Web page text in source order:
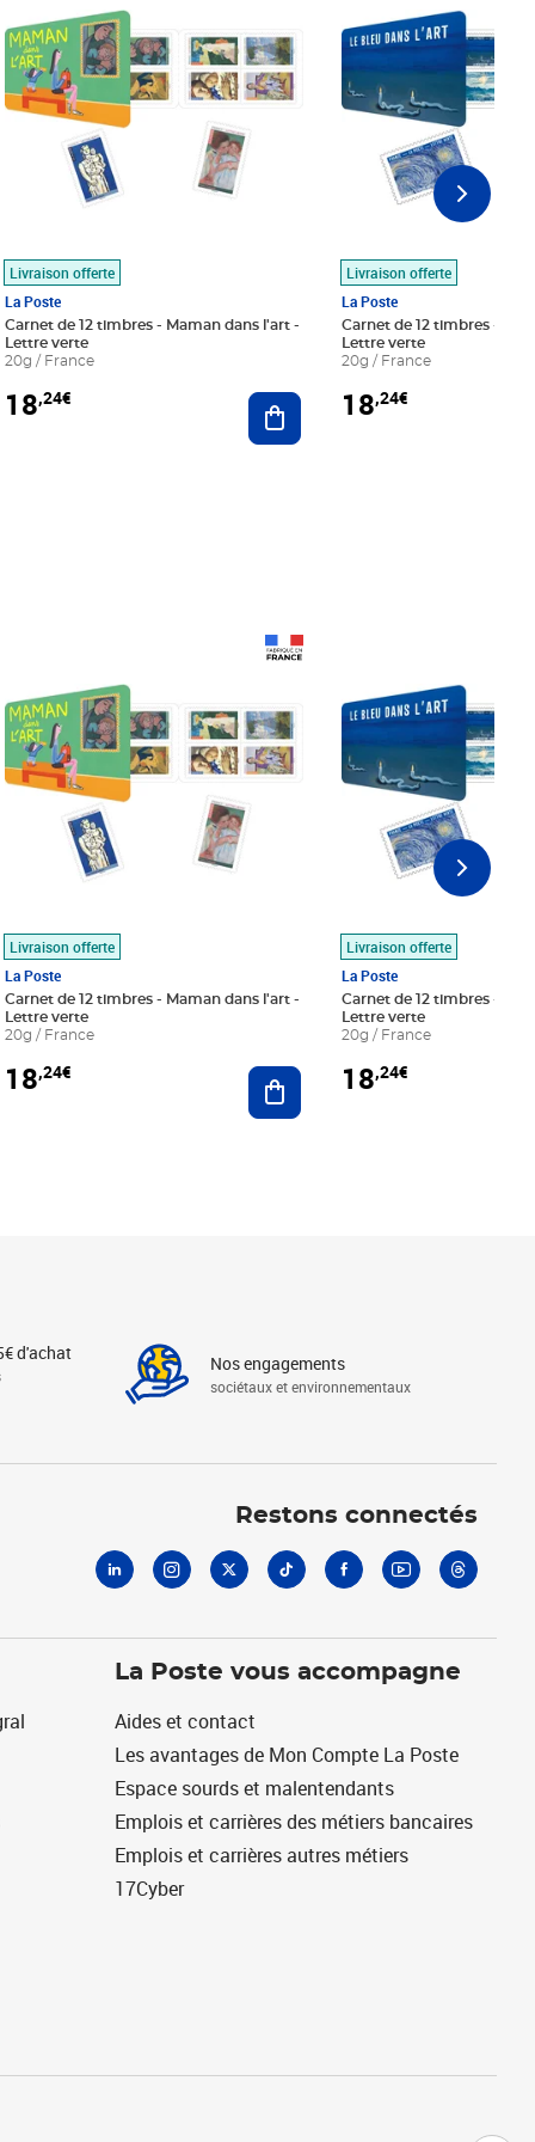
au panier
Livraison offerte
La Poste
Carnet de 12 timbres - Maman dans l'art -
Lettre verte
20g / France
18,24€ Ajouter au panier
Livraison offerte
La Poste
Carnet de 12 timbres - Le
Lettre verte
20g / France
18,24€
au panier
Livraison offerte
La Poste
Carnet de 12 timbres - Maman dans l'art -
Lettre verte
20g / France
18,24€ Ajouter au panier
Livraison offerte
La Poste
Carnet de 12 timbres - Le
Lettre verte
20g / France
18,24€
d'achat Nos engagements
sociétaux et environnementaux
Restons connectés
La Poste vous accompagne
Aides et contact
Les avantages de Mon Compte La Poste
Espace sourds et malentendants
Emplois et carrières des métiers bancaires
Emplois et carrières autres métiers
17Cyber